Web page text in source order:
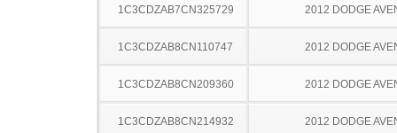
1C3CDZAB7CN325729 2012 DODGE
1C3CDZAB8CN110747 2012 DODGE
1C3CDZAB8CN209360 2012 DODGE
1C3CDZAB8CN214932 2012 DODGE